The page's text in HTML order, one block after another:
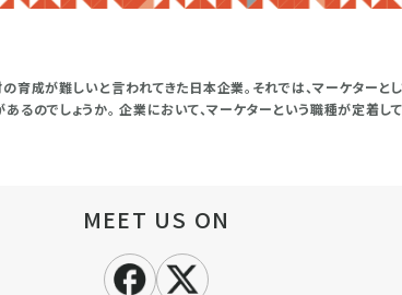
育成が難しいと言われてきた日本企業。それでは、マーケターと
るのでしょうか。 企業において、マーケターという職種が定着
MEET US ON